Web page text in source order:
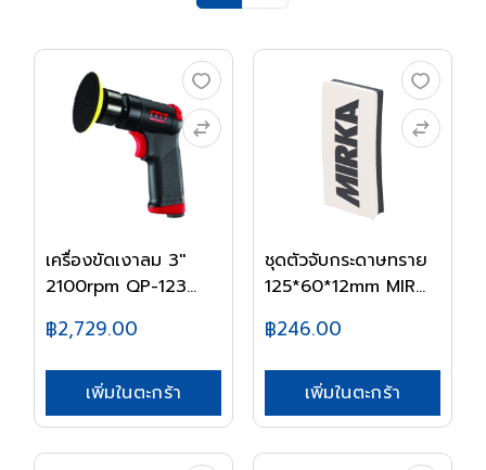
เครื่องขัดเงาลม 3''
2100rpm QP-123...
฿2,729.00
เพิ่มในตะกร้า
ชุดตัวจับกระดาษทราย
125*60*12mm MIR...
฿246.00
เพิ่มในตะกร้า